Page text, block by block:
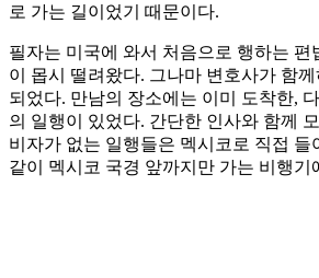
로 가는 길이었기 때문이다.
필자는 미국에 와서 처음으로 행하는 편
이 몹시 떨려왔다. 그나마 변호사가 함께
되었다. 만남의 장소에는 이미 도착한,
의 일행이 있었다. 간단한 인사와 함께
비자가 없는 일행들은 멕시코로 직접 들
같이 멕시코 국경 앞까지만 가는 비행기